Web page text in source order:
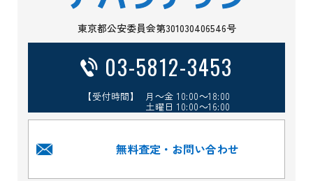
東京都公安委員会第301030406546号
03-5812-3453
【受付時間】 月～金 10:00～18:00
土曜日 10:00～16:00
無料査定・お問い合わせ